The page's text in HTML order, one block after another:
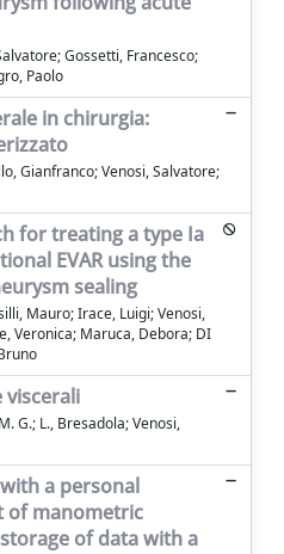
Gossetti, Francesco;
Paolo
in chirurgia:
Gianfranco; Venosi, Salvatore;
for treating a type Ia
EVAR using the
sealing
Mauro; Irace, Luigi; Venosi,
Veronica; Maruca, Debora; DI
viscerali
G.; L., Bresadola; Venosi,
a personal
of manometric
of data with a